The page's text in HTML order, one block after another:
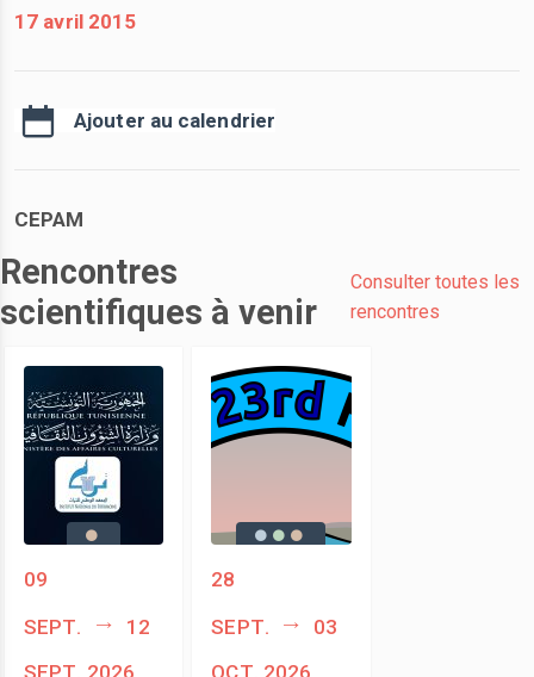
17 avril 2015
Ajouter au calendrier
CEPAM
Rencontres
scientifiques à venir
Consulter toutes les
rencontres
09
sept.
12
sept. 2026
28
sept.
03
oct. 2026